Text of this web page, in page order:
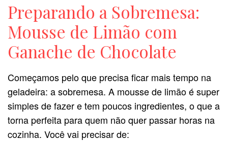
Preparando a Sobremesa:
Mousse de Limão com
Ganache de Chocolate
Começamos pelo que precisa ficar mais tempo na
geladeira: a sobremesa. A mousse de limão é super
simples de fazer e tem poucos ingredientes, o que a
torna perfeita para quem não quer passar horas na
cozinha. Você vai precisar de: